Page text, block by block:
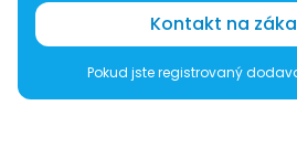
Kontakt na
Pokud jste registrovaný